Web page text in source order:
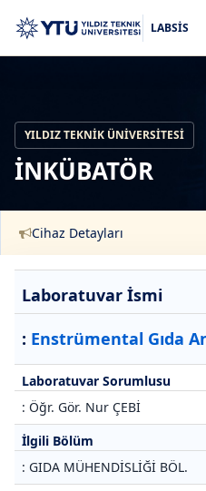
LABSİS
YILDIZ TEKNIK ÜNIVERSITESI
İNKÜBATÖR
Cihaz Detayları
Laboratuvar İsmi
: Enstrümental Gıda
Laboratuvar Sorumlusu
: Öğr. Gör. Nur ÇEBİ
İlgili Bölüm
: GIDA MÜHENDİSLİĞİ BÖL.